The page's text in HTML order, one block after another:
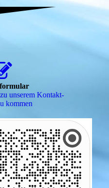
unserem Kon­takt­
kommen